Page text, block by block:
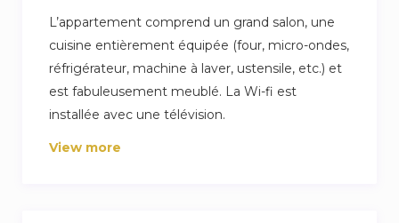
L’appartement comprend un grand salon, une
cuisine entièrement équipée (four, micro-ondes,
réfrigérateur, machine à laver, ustensile, etc.) et
est fabuleusement meublé. La Wi-fi est
installée avec une télévision.
Pour dormir, il y a une chambre à coucher avec
View more